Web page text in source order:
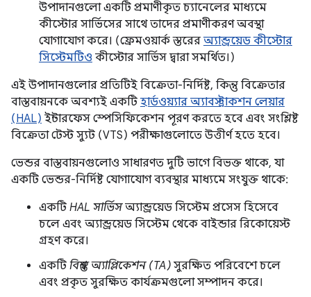
উপাদানগুলো একটি প্রমাণীকৃত চ্যানেলের মাধ্যমে
কীস্টোর সার্ভিসের সাথে তাদের প্রমাণীকরণ অবস্থা
যোগাযোগ করে। (ফ্রেমওয়ার্ক স্তরের অ্যান্ড্রয়েড কীস্টোর
সিস্টেমটিও কীস্টোর সার্ভিস দ্বারা সমর্থিত।)
এই উপাদানগুলোর প্রতিটিই বিক্রেতা-নির্দিষ্ট, কিন্তু বিক্রেতার
বাস্তবায়নকে অবশ্যই একটি হার্ডওয়্যার অ্যাবস্ট্রাকশন লেয়ার
(HAL) ইন্টারফেস স্পেসিফিকেশন পূরণ করতে হবে এবং সংশ্লিষ্ট
বিক্রেতা টেস্ট স্যুট (VTS) পরীক্ষাগুলোতে উত্তীর্ণ হতে হবে।
ভেন্ডর বাস্তবায়নগুলোও সাধারণত দুটি ভাগে বিভক্ত থাকে, যা
একটি ভেন্ডর-নির্দিষ্ট যোগাযোগ ব্যবস্থার মাধ্যমে সংযুক্ত থাকে:
একটি HAL সার্ভিসঅ্যান্ড্রয়েড সিস্টেম প্রসেস হিসেবে
চলে এবং অ্যান্ড্রয়েড সিস্টেম থেকে বাইন্ডার রিকোয়েস্ট
গ্রহণ করে।
একটি বিশ্বস্ত অ্যাপ্লিকেশন (TA) সুরক্ষিত পরিবেশে চলে
এবং প্রকৃত সুরক্ষিত কার্যক্রমগুলো সম্পাদন করে।